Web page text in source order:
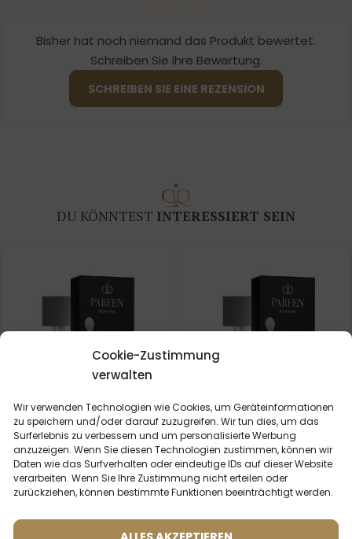
Cookie-Zustimmung
verwalten
Wir verwenden Technologien wie Cookies, um Geräteinformationen
zu speichern und/oder darauf zuzugreifen. Wir tun dies, um das
Surferlebnis zu verbessern und um personalisierte Werbung
anzuzeigen. Wenn Sie diesen Technologien zustimmen, können wir
Daten wie das Surfverhalten oder eindeutige IDs auf dieser Website
verarbeiten. Wenn Sie Ihre Zustimmung nicht erteilen oder
zurückziehen, können bestimmte Funktionen beeinträchtigt werden.
Bisher hat noch niemand das Produkt bewertet.
Schreiben Sie Ihre Bewertung.
SCHREIBEN SIE EINE REZENSION
DU KÖNNTEST INTERESSIERT SEIN
Männerparfum – 694 (50ml)
(1)
Männerparfum – 401 (50ml)
(7)